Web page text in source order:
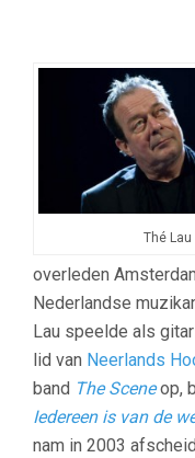
Thé Lau
overleden
Nederlandse
Lau speelde als
lid van Neerlands
band The Scene op,
Iedereen is van de
nam in 2003